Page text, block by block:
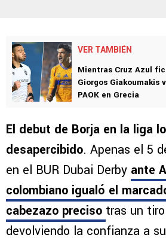
VER TAMBIÉN
Mientras Cruz Azul
Giorgos Giakoumakis
PAOK en Grecia
El debut de Borja en la liga
desapercibido. Apenas el 5
en el BUR Dubai Derby ante
colombiano igualó el
cabezazo preciso tras un
devolviendo la confianza a